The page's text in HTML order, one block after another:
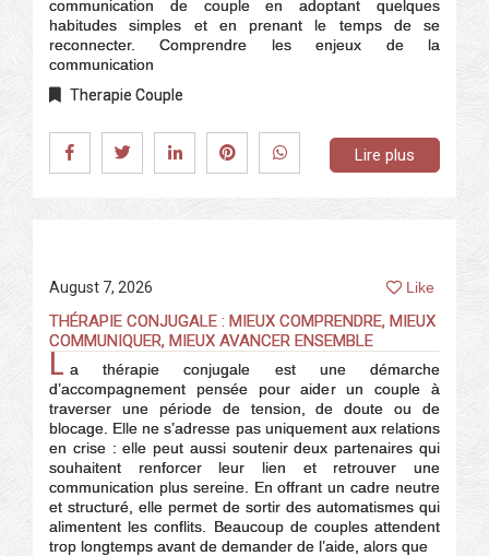
communication de couple en adoptant quelques
habitudes simples et en prenant le temps de se
reconnecter. Comprendre les enjeux de la
communication
Therapie Couple
Lire plus
August 7, 2026 Like
THÉRAPIE CONJUGALE : MIEUX COMPRENDRE, MIEUX
COMMUNIQUER, MIEUX AVANCER ENSEMBLE
L a thérapie conjugale est une démarche
d’accompagnement pensée pour aider un couple à
traverser une période de tension, de doute ou de
blocage. Elle ne s’adresse pas uniquement aux relations
en crise : elle peut aussi soutenir deux partenaires qui
souhaitent renforcer leur lien et retrouver une
communication plus sereine. En offrant un cadre neutre
et structuré, elle permet de sortir des automatismes qui
alimentent les conflits. Beaucoup de couples attendent
trop longtemps avant de demander de l’aide, alors que